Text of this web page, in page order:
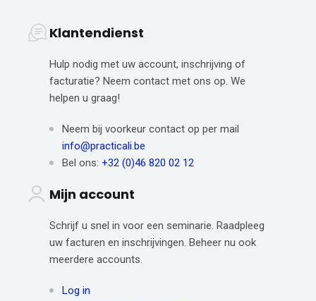
Klantendienst
Hulp nodig met uw account, inschrijving of
facturatie? Neem contact met ons op. We
helpen u graag!
Neem bij voorkeur contact op per mail
info@practicali.be
Bel ons: +32 (0)46 820 02 12
Mijn account
Schrijf u snel in voor een seminarie. Raadpleeg
uw facturen en inschrijvingen. Beheer nu ook
meerdere accounts.
Log in